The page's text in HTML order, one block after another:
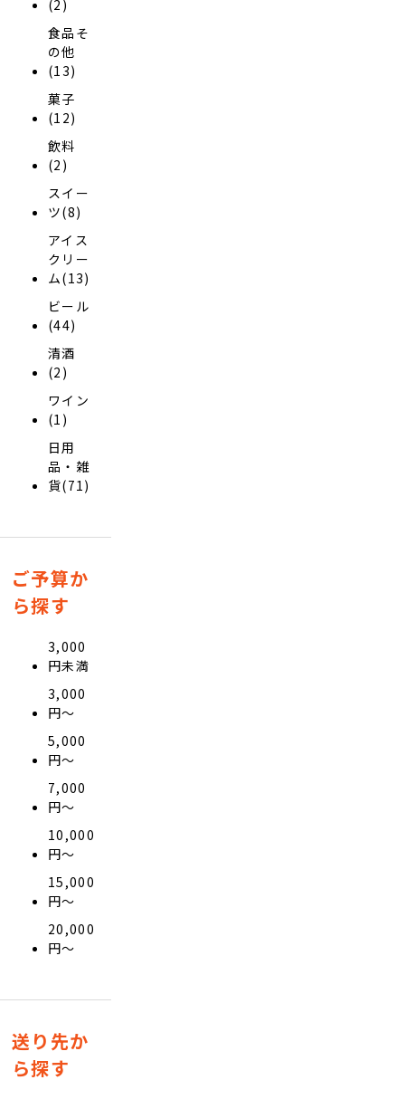
(2)
食品そ
の他
(13)
菓子
(12)
飲料
(2)
スイー
ツ(8)
アイス
クリー
ム(13)
ビール
(44)
清酒
(2)
ワイン
(1)
日用
品・雑
貨(71)
ご予算か
ら探す
3,000
円未満
3,000
円〜
5,000
円〜
7,000
円〜
10,000
円〜
15,000
円〜
20,000
円〜
送り先か
ら探す